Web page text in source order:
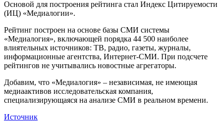
Основой для построения рейтинга стал Индекс Цитируемости
(ИЦ) «Медиалогии».
Рейтинг построен на основе базы СМИ системы
«Медиалогия», включающей порядка 44 500 наиболее
влиятельных источников: ТВ, радио, газеты, журналы,
информационные агентства, Интернет-СМИ. При подсчете
рейтингов не учитывались новостные агрегаторы.
Добавим, что «Медиалогия» – независимая, не имеющая
медиаактивов исследовательская компания,
специализирующаяся на анализе СМИ в реальном времени.
Источник